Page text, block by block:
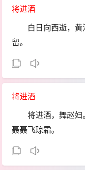
将进酒
白日向西逝，
留。
人生得几时，
头。
且须列鼎罗珍羞
稠，此时不饮将焉求
但看古来歌舞
将进酒
将进酒，舞赵
聂聂飞琼霜。
金头鸡，银尾
堂，高谈大辩洪钟撞